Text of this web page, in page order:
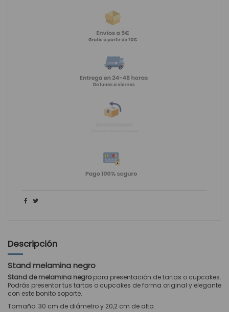
Descripción
Stand melamina negro
Stand de melamina negropara presentación de tartas o cupcakes.
Podrás presentar tus tartas o cupcakes de forma original y elegante
con este bonito soporte.
Tamaño: 30 cm de diámetro y 20,2 cm de alto.